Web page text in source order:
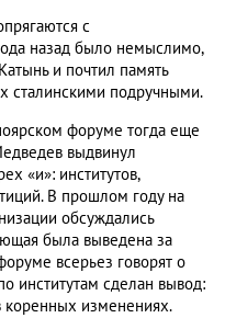
с
назад было немыслимо,
и почтил память
сталинскими подручными.
форуме тогда еще
выдвинул
«и»: институтов,
В прошлом году на
обсуждались
была выведена за
всерьез говорят о
институтам сделан вывод:
коренных изменениях.